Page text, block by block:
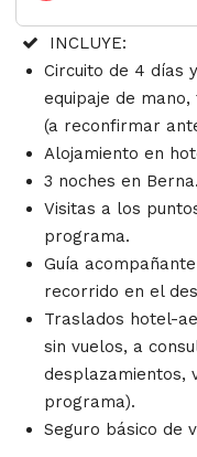
INCLUYE:
Circuito de 4 días
equipaje de
(a reconfirmar
Alojamiento en
3 noches en Berna.
Visitas a los
programa.
Guía
recorrido en el
Traslados hotel-
sin vuelos, a
desplazamientos,
programa).
Seguro básico de